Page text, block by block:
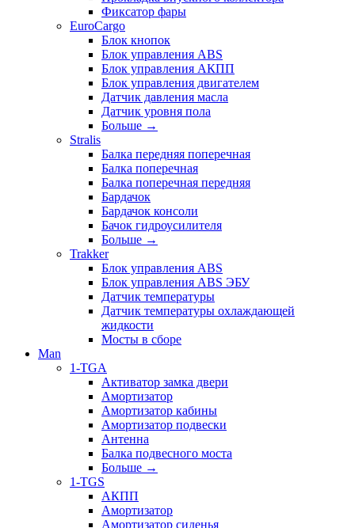
Фиксатор фары
EuroCargo
Блок кнопок
Блок управления ABS
Блок управления АКПП
Блок управления двигателем
Датчик давления масла
Датчик уровня пола
Больше →
Stralis
Балка передняя поперечная
Балка поперечная
Балка поперечная передняя
Бардачок
Бардачок консоли
Бачок гидроусилителя
Больше →
Trakker
Блок управления ABS
Блок управления ABS ЭБУ
Датчик температуры
Датчик температуры охлаждающей
жидкости
Мосты в сборе
Man
1-TGA
Активатор замка двери
Амортизатор
Амортизатор кабины
Амортизатор подвески
Антенна
Балка подвесного моста
Больше →
1-TGS
АКПП
Амортизатор
Амортизатор сиденья